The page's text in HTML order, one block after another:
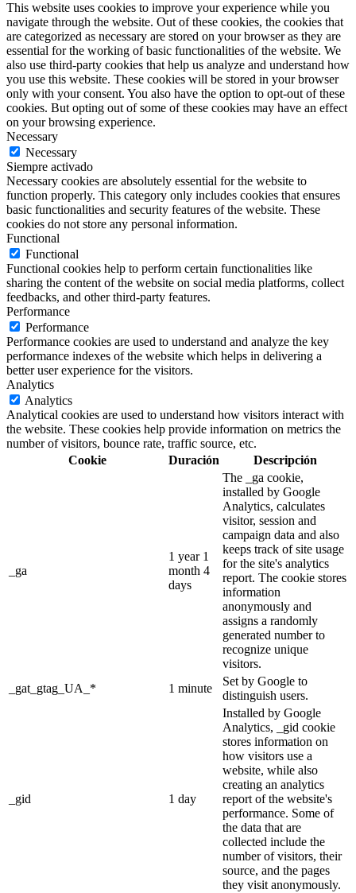
This website uses cookies to improve your experience while you
navigate through the website. Out of these cookies, the cookies that
are categorized as necessary are stored on your browser as they are
essential for the working of basic functionalities of the website. We
also use third-party cookies that help us analyze and understand how
you use this website. These cookies will be stored in your browser
only with your consent. You also have the option to opt-out of these
cookies. But opting out of some of these cookies may have an effect
on your browsing experience.
Necessary
Necessary
Siempre activado
Necessary cookies are absolutely essential for the website to
function properly. This category only includes cookies that ensures
basic functionalities and security features of the website. These
cookies do not store any personal information.
Functional
Functional
Functional cookies help to perform certain functionalities like
sharing the content of the website on social media platforms, collect
feedbacks, and other third-party features.
Performance
Performance
Performance cookies are used to understand and analyze the key
performance indexes of the website which helps in delivering a
better user experience for the visitors.
Analytics
Analytics
Analytical cookies are used to understand how visitors interact with
the website. These cookies help provide information on metrics the
number of visitors, bounce rate, traffic source, etc.
Cookie
Duración Descripción
_ga
1 year 1
month 4
days
The _ga cookie,
installed by Google
Analytics, calculates
visitor, session and
campaign data and also
keeps track of site usage
for the site's analytics
report. The cookie stores
information
anonymously and
assigns a randomly
generated number to
recognize unique
visitors.
_gat_gtag_UA_*
1 minute
Set by Google to
distinguish users.
_gid 1 day
Installed by Google
Analytics, _gid cookie
stores information on
how visitors use a
website, while also
creating an analytics
report of the website's
performance. Some of
the data that are
collected include the
number of visitors, their
source, and the pages
they visit anonymously.